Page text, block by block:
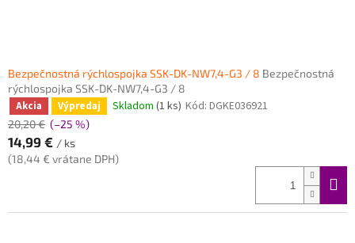
Bezpečnostná rýchlospojka SSK-DK-NW7,4-G3 / 8 Bezpečnostná
rýchlospojka SSK-DK-NW7,4-G3 / 8
Akcia Výpredaj Skladom (1 ks) Kód: DGKE036921
20,20 € (–25 %)
14,99 € / ks
(18,44 € vrátane DPH)